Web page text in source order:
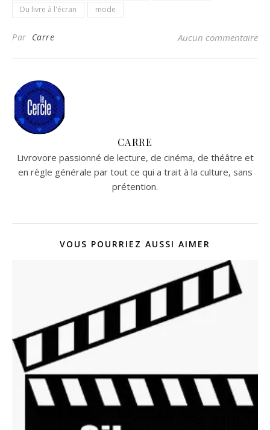
Du livre à l'écran mode
Par Carre Aucun commentaire
CARRE
Livrovore passionné de lecture, de cinéma, de théâtre et
en règle générale par tout ce qui a trait à la culture, sans
prétention.
VOUS POURRIEZ AUSSI AIMER